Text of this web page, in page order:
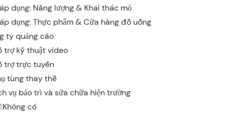
dụng: Năng lượng & Khai thác mỏ
dụng: Thực phẩm & Cửa hàng đồ uống
ty quảng cáo
trợ kỹ thuật video
trợ trực tuyến
tùng thay thế
vụ bảo trì và sửa chữa hiện trường
có